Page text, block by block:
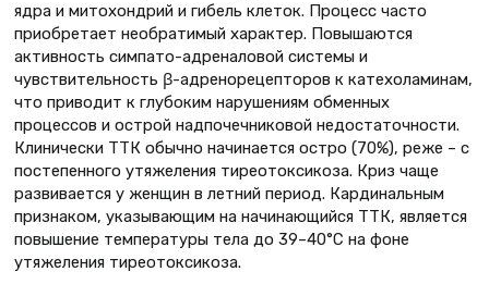
ядра и митохондрий и гибель клеток. Процесс часто
приобретает необратимый характер. Повышаются
активность симпато-адреналовой системы и
чувствительность β-адренорецепторов к катехоламинам,
что приводит к глубоким нарушениям обменных
процессов и острой надпочечниковой недостаточности.
Клинически ТТК обычно начинается остро (70%), реже – с
постепенного утяжеления тиреотоксикоза. Криз чаще
развивается у женщин в летний период. Кардинальным
признаком, указывающим на начинающийся ТТК, является
повышение температуры тела до 39–40°С на фоне
утяжеления тиреотоксикоза.